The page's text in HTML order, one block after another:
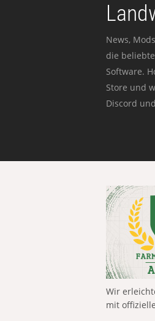
News,
die
Software.
Store und
Discord
Wir
mit